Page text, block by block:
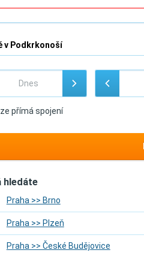
přímá spojení
hledáte
Praha >> Brno
Praha >> Plzeň
Praha >> České Budějovice